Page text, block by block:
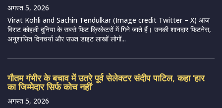
अगस्त 5, 2026
Virat Kohli and Sachin Tendulkar (Image credit Twitter – X) आज
विराट कोहली दुनिया के सबसे फिट क्रिकेटरों में गिने जाते हैं। उनकी शानदार फिटनेस,
अनुशासित दिनचर्या और सख्त डाइट लाखों लोगों...
गौतम गंभीर के बचाव में उतरे पूर्व सेलेक्टर संदीप पाटिल, कहा ‘हार
का जिम्मेदार सिर्फ कोच नहीं’
अगस्त 5, 2026